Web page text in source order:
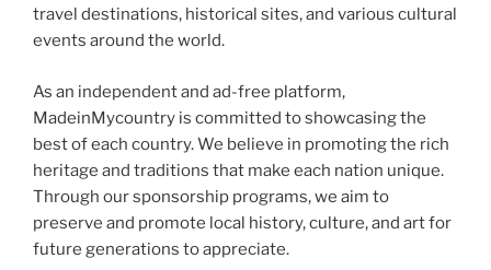
travel destinations, historical sites, and various cultural
events around the world.
As an independent and ad-free platform,
MadeinMycountry is committed to showcasing the
best of each country. We believe in promoting the rich
heritage and traditions that make each nation unique.
Through our sponsorship programs, we aim to
preserve and promote local history, culture, and art for
future generations to appreciate.